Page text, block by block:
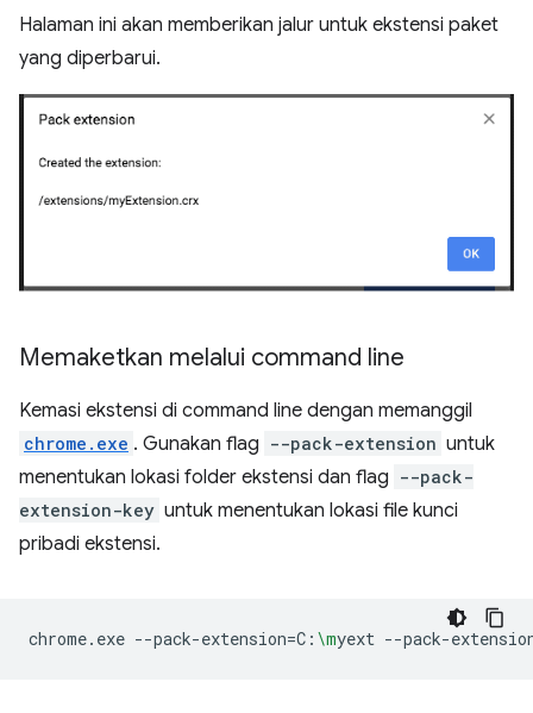
Halaman ini akan memberikan jalur untuk ekstensi paket
yang diperbarui.
Memaketkan melalui command line
Kemasi ekstensi di command line dengan memanggil
chrome.exe . Gunakan flag --pack-extension untuk
menentukan lokasi folder ekstensi dan flag --pack-
extension-key untuk menentukan lokasi file kunci
pribadi ekstensi.
chrome.exe --pack-extension=C: \myext --pack-